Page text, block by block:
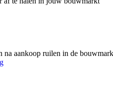
na aankoop ruilen in de